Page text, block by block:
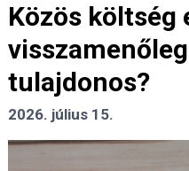
Közös költség
tulajdonos?
2026. július 15.